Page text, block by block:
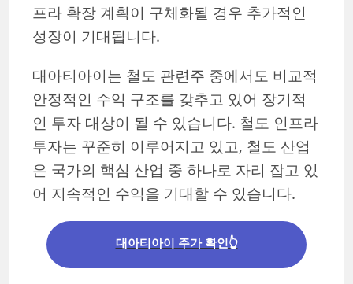
프라 확장 계획이 구체화될 경우 추가적인
성장이 기대됩니다.
대아티아이는 철도 관련주 중에서도 비교적
안정적인 수익 구조를 갖추고 있어 장기적
인 투자 대상이 될 수 있습니다. 철도 인프라
투자는 꾸준히 이루어지고 있고, 철도 산업
은 국가의 핵심 산업 중 하나로 자리 잡고 있
어 지속적인 수익을 기대할 수 있습니다.
대아티아이 주가 확인👆